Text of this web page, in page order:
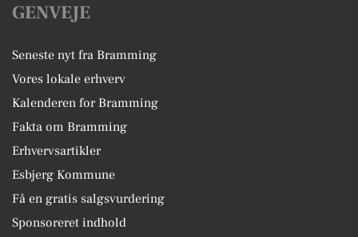
GENVEJE
Seneste nyt fra Bramming
Vores lokale erhverv
Kalenderen for Bramming
Fakta om Bramming
Erhvervsartikler
Esbjerg Kommune
Få en gratis salgsvurdering
Sponsoreret indhold